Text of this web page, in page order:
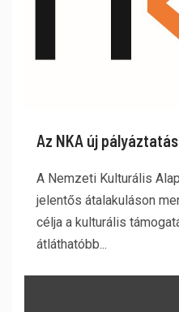
Az NKA új
A Nemzeti Kulturális
jelentős átalakuláson
célja a kulturális
átláthatóbb...